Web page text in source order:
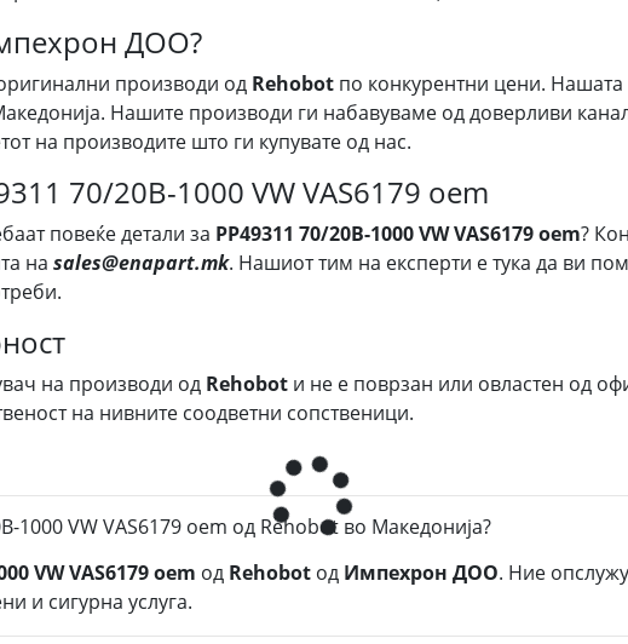
ДОО?
производи од Rehobot по конкурентни цени.
Нашите производи ги набавуваме од доверливи
на производите што ги купувате од нас.
70/20B-1000 VW VAS6179 oem
повеќе детали за PP49311 70/20B-1000 VW VAS6179 oem?
на sales@enapart.mk. Нашиот тим на експерти е тука да ви
на производи од Rehobot и не е поврзан или овластен од
на нивните соодветни сопственици.
1000 VW VAS6179 oem од Rehobot во Македонија?
VW VAS6179 oem од Rehobot од Импехрон ДОО. Ние
и сигурна услуга.